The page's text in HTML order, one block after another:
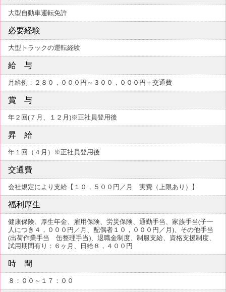
大型自動車運転免許
必要経験
大型トラックの運転経験
給 与
月給例：２８０，０００円～３００，０００円＋交通費
賞 与
年２回(７月、１２月)※正社員登用後
昇 給
年１回（４月）※正社員登用後
交通費
会社規定により支給【１０，５００円／月 実費（上限あり）】
福利厚生
健康保険、厚生年金、雇用保険、労災保険、通勤手当、家族手当(子一
人につき４，０００円／月、配偶者１０，０００円／月)、その他手当
(出荷作業手当 缶整理手当)、退職金制度、制服支給、資格支援制度、
試用期間有り：６ヶ月、日給８，４００円
時 間
８：００～１７：００